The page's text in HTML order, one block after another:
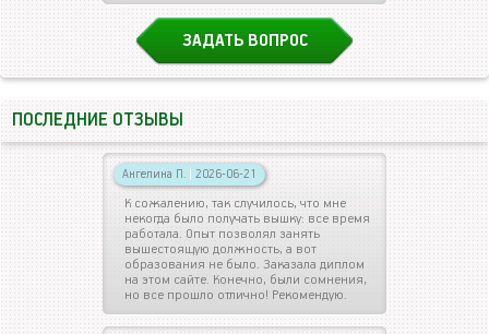
ЗАДАТЬ ВОПРОС
ПОСЛЕДНИЕ ОТЗЫВЫ
Ангелина П. | 2026-06-21
К сожалению, так случилось, что мне
некогда было получать вышку: все время
работала. Опыт позволял занять
вышестоящую должность, а вот
образования не было. Заказала диплом
на этом сайте. Конечно, были сомнения,
но все прошло отлично! Рекомендую.